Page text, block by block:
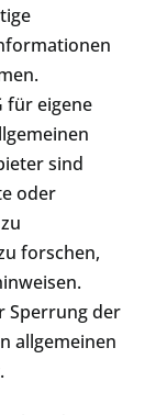
für eigene
sind
oder
forschen,
Sperrung der
allgemeinen